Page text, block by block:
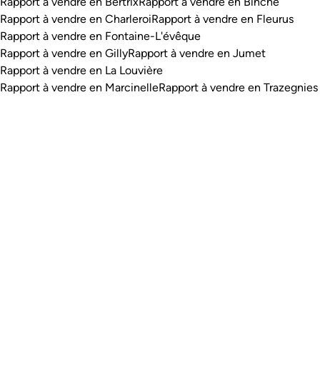
Rapport à vendre en CharleroiRapport à vendre en Fleurus
Rapport à vendre en Fontaine-L'évêque
Rapport à vendre en GillyRapport à vendre en Jumet
Rapport à vendre en La Louvière
Rapport à vendre en MarcinelleRapport à vendre en Trazegnies